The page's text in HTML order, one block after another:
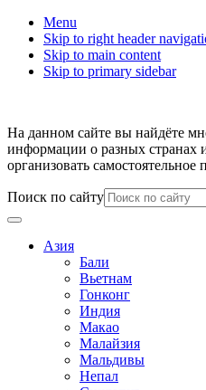
Menu
Skip to right header
Skip to main content
Skip to primary sidebar
На данном сайте вы найдёте
информации о разных странах
организовать самостоятельное
Поиск по сайту
Азия
Бали
Вьетнам
Гонконг
Индия
Макао
Малайзия
Мальдивы
Непал